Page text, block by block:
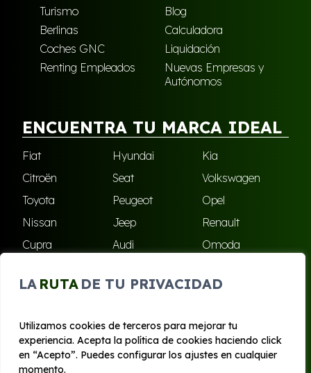
LA RUTA DE TU PRIVACIDAD
Utilizamos cookies de terceros para mejorar tu
experiencia. Acepta la política de cookies haciendo click
en “Acepto”. Puedes configurar los ajustes en cualquier
momento.
Turismo
Blog
Berlinas
Calculadora
Coches GNC
Liquidación
Renting Empleados
Nuevas Empresas y
Autónomos
ENCUENTRA TU MARCA IDEAL
Fiat Hyundai
Kia
Citroën
Seat
Volkswagen
Toyota
Peugeot
Opel
Nissan
Jeep
Renault
Cupra
Audi
Omoda
Skoda
Ford Todas las marcas
© 2020 - 2026 Bilboko Renting
Aviso legal y Privacidad